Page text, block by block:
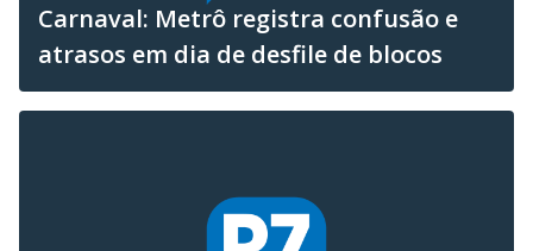
Carnaval: Metrô registra confusão e
atrasos em dia de desfile de blocos